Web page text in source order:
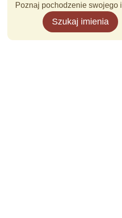
Poznaj pochodzenie swojego
Szukaj imienia